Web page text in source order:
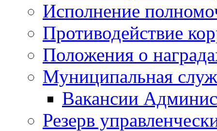
Исполнение
Противодействие
Положения о
Муниципальная
Вакансии
Резерв